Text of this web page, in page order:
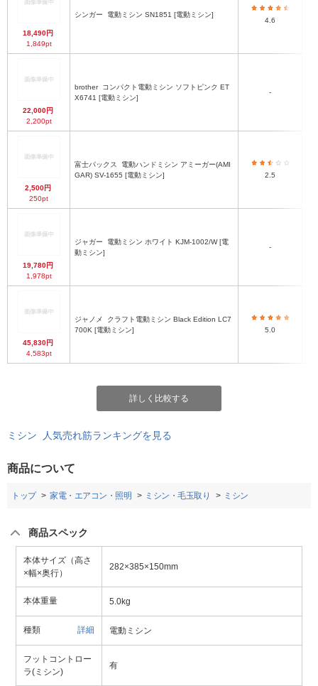
18,490円
1,849pt
シンガー 電動ミシン SN1851 [電動ミシン]
4.6
22,000円
2,200pt
brother
X6741 [電動ミシン]
-
2,500円
250pt
富士パックス
GAR) SV-1655 [電動ミシン]
2.5
19,780円
1,978pt
ジャガー
動ミシン]
-
45,830円
4,583pt
ジャノメ
700K [電動ミシン]
5.0
詳しく比較する
ミシン 人気売れ筋ランキングを見る
商品について
トップ 家電・エアコン・照明 ミシン・毛玉取り ミシン
商品スペック
本体サイズ（高さ
×幅×奥行）
282×385×150mm
本体重量 5.0kg
種類 詳細 電動ミシン
フットコントロー
ラ(ミシン)
有